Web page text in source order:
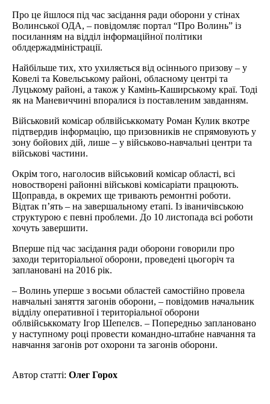
Про це йшлося під час засідання ради оборони у стінах
Волинської ОДА, – повідомляє портал “Про Волинь” із
посиланням на відділ інформаційної політики
облдержадміністрації.
Найбільше тих, хто ухиляється від осіннього призову – у
Ковелі та Ковельському районі, обласному центрі та
Луцькому районі, а також у Камінь-Каширському краї. Тоді
як на Маневиччині впоралися із поставленим завданням.
Військовий комісар облвійськкомату Роман Кулик вкотре
підтвердив інформацію, що призовників не спрямовують у
зону бойових дій, лише – у військово-навчальні центри та
військові частини.
Окрім того, наголосив військовий комісар області, всі
новостворені районні військові комісаріати працюють.
Щоправда, в окремих ще тривають ремонтні роботи.
Відтак п’ять – на завершальному етапі. Із іваничівською
структурою є певні проблеми. До 10 листопада всі роботи
хочуть завершити.
Вперше під час засідання ради оборони говорили про
заходи територіальної оборони, проведені цьогоріч та
заплановані на 2016 рік.
– Волинь уперше з восьми областей самостійно провела
навчальні заняття загонів оборони, – повідомив начальник
відділу оперативної і територіальної оборони
облвійськкомату Ігор Шепелєв. – Попередньо заплановано
у наступному році провести командно-штабне навчання та
навчання загонів рот охорони та загонів оборони.
Автор статті: Олег Горох